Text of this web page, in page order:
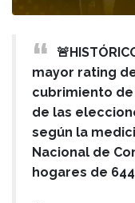
mayor rating
cubrimiento de
de las
según la
Nacional de
hogares de